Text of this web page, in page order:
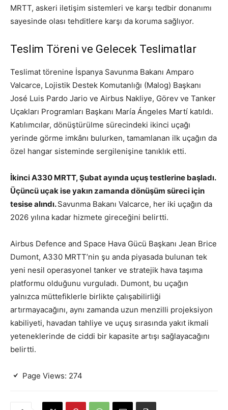
MRTT, askeri iletişim sistemleri ve karşı tedbir donanımı
sayesinde olası tehditlere karşı da koruma sağlıyor.
Teslim Töreni ve Gelecek Teslimatlar
Teslimat törenine İspanya Savunma Bakanı Amparo
Valcarce, Lojistik Destek Komutanlığı (Malog) Başkanı
José Luis Pardo Jario ve Airbus Nakliye, Görev ve Tanker
Uçakları Programları Başkanı María Ángeles Martí katıldı.
Katılımcılar, dönüştürülme sürecindeki ikinci uçağı
yerinde görme imkânı bulurken, tamamlanan ilk uçağın da
özel hangar sisteminde sergilenişine tanıklık etti.
İkinci A330 MRTT, Şubat ayında uçuş testlerine başladı.
Üçüncü uçak ise yakın zamanda dönüşüm süreci için
tesise alındı.Savunma Bakanı Valcarce, her iki uçağın da
2026 yılına kadar hizmete gireceğini belirtti.
Airbus Defence and Space Hava Gücü Başkanı Jean Brice
Dumont, A330 MRTT’nin şu anda piyasada bulunan tek
yeni nesil operasyonel tanker ve stratejik hava taşıma
platformu olduğunu vurguladı. Dumont, bu uçağın
yalnızca müttefiklerle birlikte çalışabilirliği
artırmayacağını, aynı zamanda uzun menzilli projeksiyon
kabiliyeti, havadan tahliye ve uçuş sırasında yakıt ikmali
yeteneklerinde de ciddi bir kapasite artışı sağlayacağını
belirtti.
Page Views: 274